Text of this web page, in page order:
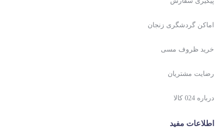
اماکن گردشگری زنجان
خرید ظروف مسی
رضایت مشتریان
درباره 024 کالا
اطلاعات مفید